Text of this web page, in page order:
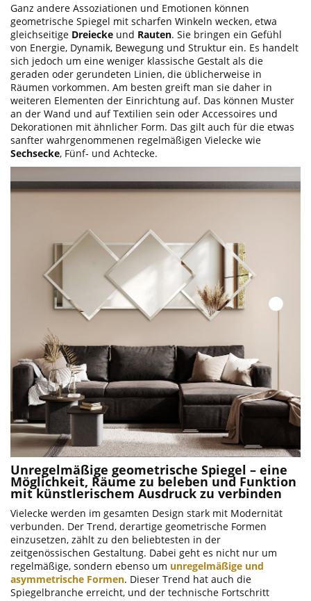
Ganz andere Assoziationen und Emotionen können
geometrische Spiegel mit scharfen Winkeln wecken, etwa
gleichseitige Dreiecke und Rauten. Sie bringen ein Gefühl
von Energie, Dynamik, Bewegung und Struktur ein. Es handelt
sich jedoch um eine weniger klassische Gestalt als die
geraden oder gerundeten Linien, die üblicherweise in
Räumen vorkommen. Am besten greift man sie daher in
weiteren Elementen der Einrichtung auf. Das können Muster
an der Wand und auf Textilien sein oder Accessoires und
Dekorationen mit ähnlicher Form. Das gilt auch für die etwas
sanfter wahrgenommenen regelmäßigen Vielecke wie
Sechsecke, Fünf- und Achtecke.
Unregelmäßige geometrische Spiegel – eine
Möglichkeit, Räume zu beleben und Funktion
mit künstlerischem Ausdruck zu verbinden
Vielecke werden im gesamten Design stark mit Modernität
verbunden. Der Trend, derartige geometrische Formen
einzusetzen, zählt zu den beliebtesten in der
zeitgenössischen Gestaltung. Dabei geht es nicht nur um
regelmäßige, sondern ebenso um unregelmäßige und
asymmetrische Formen. Dieser Trend hat auch die
Spiegelbranche erreicht, und der technische Fortschritt